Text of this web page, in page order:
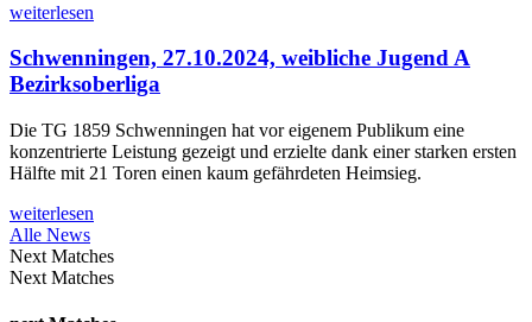
weiterlesen
Schwenningen, 27.10.2024, weibliche Jugend A
Bezirksoberliga
Die TG 1859 Schwenningen hat vor eigenem Publikum eine
konzentrierte Leistung gezeigt und erzielte dank einer starken ersten
Hälfte mit 21 Toren einen kaum gefährdeten Heimsieg.
weiterlesen
Alle News
Next Matches
Next Matches